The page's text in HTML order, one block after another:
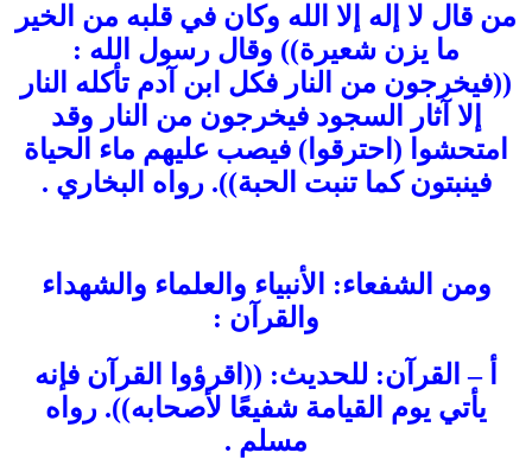
من قال لا إله إلا الله وكان في قلبه من الخير
ما يزن شعيرة)) وقال رسول الله :
((فيخرجون من النار فكل ابن آدم تأكله النار
إلا آثار السجود فيخرجون من النار وقد
امتحشوا (احترقوا) فيصب عليهم ماء الحياة
فينبتون كما تنبت الحبة)). رواه البخاري .
ومن الشفعاء: الأنبياء والعلماء والشهداء
والقرآن :
أ – القرآن: للحديث: ((اقرؤوا القرآن فإنه
يأتي يوم القيامة شفيعًا لأصحابه)). رواه
مسلم .